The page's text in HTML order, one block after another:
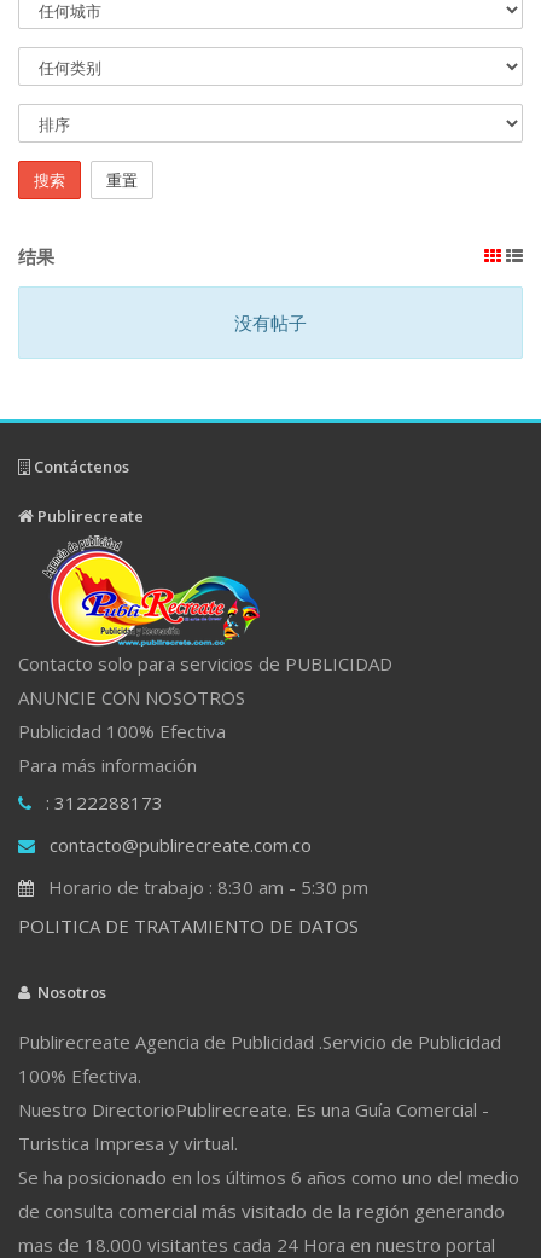
搜索 重置
结果
没有帖子
Contáctenos
Publirecreate
Contacto solo para servicios de PUBLICIDAD
ANUNCIE CON NOSOTROS
Publicidad 100% Efectiva
Para más información
: 3122288173
contacto@publirecreate.com.co
Horario de trabajo : 8:30 am - 5:30 pm
POLITICA DE TRATAMIENTO DE DATOS
Nosotros
Publirecreate Agencia de Publicidad .Servicio de Publicidad
100% Efectiva.
Nuestro DirectorioPublirecreate. Es una Guía Comercial -
Turistica Impresa y virtual.
Se ha posicionado en los últimos 6 años como uno del medio
de consulta comercial más visitado de la región generando
mas de 18.000 visitantes cada 24 Hora en nuestro portal